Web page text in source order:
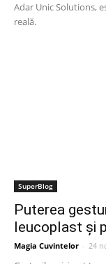
Adar Unic Solutions,
reală.
SuperBlog
Puterea
leucoplast și
Magia Cuvintelor - 24